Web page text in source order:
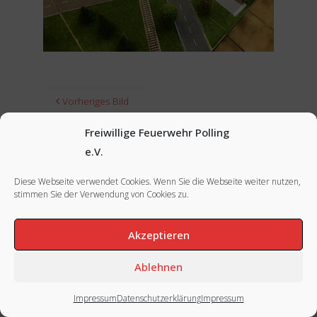
Freiwillige Feuerwehr Polling
e.V.
Diese Webseite verwendet Cookies. Wenn Sie die Webseite weiter nutzen,
stimmen Sie der Verwendung von Cookies zu.
Akzeptieren
Ablehnen
ImpressumDatenschutzerklärungImpressum
Vorheriges Bild
Nächstes Bild